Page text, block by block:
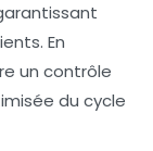
En
un contrôle
du cycle